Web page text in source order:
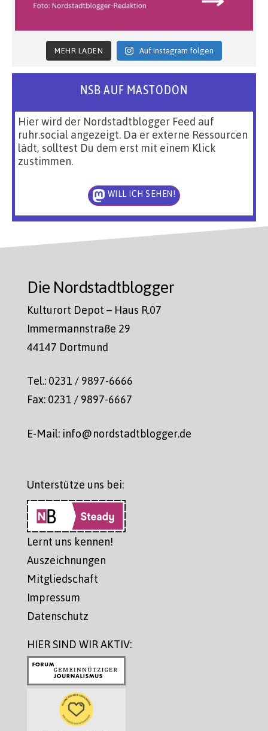
MEHR LADEN Auf Instagram folgen
NSB AUF MASTODON
Hier wird der Nordstadtblogger Feed auf
ruhr.social angezeigt. Da er externe Ressourcen
lädt, solltest Du dem erst mit einem Klick
zustimmen.
WILL ICH SEHEN!
Die Nordstadtblogger
Kulturort Depot – Haus R.07
Immermannstraße 29
44147 Dortmund
Tel.: 0231 / 9897-6666
Fax: 0231 / 9897-6667
E-Mail: info@nordstadtblogger.de
Unterstütze uns bei:
Lernt uns kennen!
Auszeichnungen
Mitgliedschaft
Impressum
Datenschutz
HIER SIND WIR AKTIV: